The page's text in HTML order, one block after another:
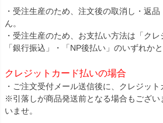
・受注生産のため、注文後の取消し・返
ん。
・受注生産のため、お支払い方法は「クレ
「銀行振込」・「NP後払い」のいずれかと
クレジットカード払いの場合
・ご注文受付メール送信後に、クレジット
※引落しが商品発送前となる場合もござい
いませ。